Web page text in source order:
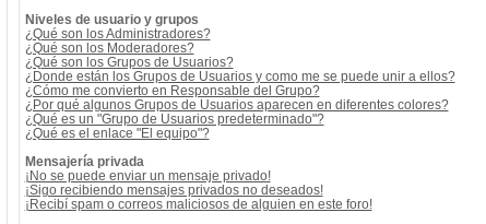
Niveles de usuario y grupos
¿Qué son los Administradores?
¿Qué son los Moderadores?
¿Qué son los Grupos de Usuarios?
¿Donde están los Grupos de Usuarios y como me se puede unir a ellos?
¿Cómo me convierto en Responsable del Grupo?
¿Por qué algunos Grupos de Usuarios aparecen en diferentes colores?
¿Qué es un "Grupo de Usuarios predeterminado"?
¿Qué es el enlace "El equipo"?
Mensajería privada
¡No se puede enviar un mensaje privado!
¡Sigo recibiendo mensajes privados no deseados!
¡Recibí spam o correos maliciosos de alguien en este foro!